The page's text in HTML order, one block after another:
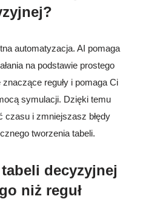
automatyzacja. AI pomaga
na podstawie prostego
reguły i pomaga Ci
symulacji. Dzięki temu
i zmniejszasz błędy
tworzenia tabeli.
decyzyjnej
niż reguł